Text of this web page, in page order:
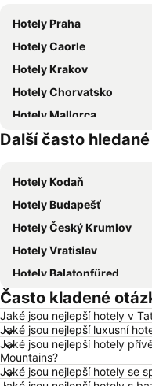
Hotely Praha
Hotely Caorle
Hotely Krakov
Hotely Chorvatsko
Hotely Mallorca
Hotely Istrie
Další často
Hotely Kodaň
Hotely Budapešť
Hotely Český Krumlov
Hotely Vratislav
Hotely Balatonfüred
Hotely Vídeň
Hotely Bratislava
Hotely Třeboň
Hotely Amsterdam
Často kladené
Jaké jsou nejlepší hotely v
Jaké jsou nejlepší luxusní
Jaké jsou nejlepší hotely
Mountains?
Jaké jsou nejlepší hotely se